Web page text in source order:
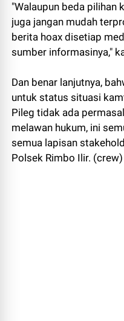
"Walaupun beda
juga jangan mudah
berita hoax disetiap
sumber informasinya,"
Dan benar lanjutnya,
untuk status situasi
Pileg tidak ada
melawan hukum, ini
semua lapisan
Polsek Rimbo Ilir. (crew)